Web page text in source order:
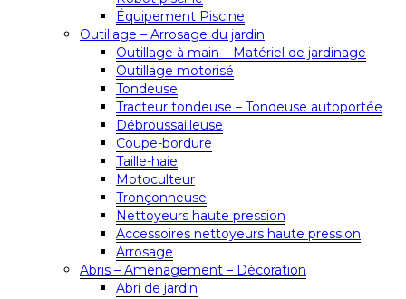
Équipement Piscine
Outillage – Arrosage du jardin
Outillage à main – Matériel de jardinage
Outillage motorisé
Tondeuse
Tracteur tondeuse – Tondeuse autoportée
Débroussailleuse
Coupe-bordure
Taille-haie
Motoculteur
Tronçonneuse
Nettoyeurs haute pression
Accessoires nettoyeurs haute pression
Arrosage
Abris – Amenagement – Décoration
Abri de jardin